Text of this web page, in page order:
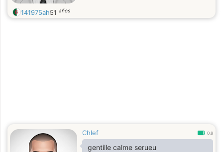
141975ah51 años
Chlef 0.8
gentille calme serueu